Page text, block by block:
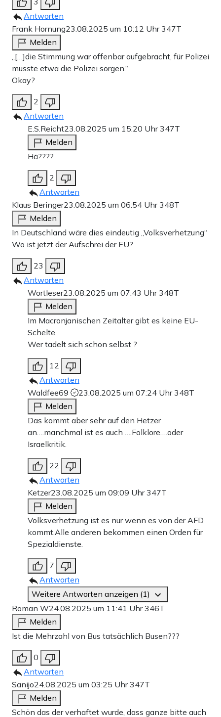
Antworten
Frank Hornung23.08.2025 um 10:12 Uhr347T
Melden
„[…]die Stimmung war offenbar aufgebracht, für Polizei
musste etwa die Polizei sorgen.“
Okay?
2
Antworten
E.S.Reicht23.08.2025 um 15:20 Uhr347T
Melden
Hä????
2
Antworten
Klaus Beringer23.08.2025 um 06:54 Uhr348T
Melden
In Deutschland wäre dies eindeutig „Volksverhetzung“
Wo ist jetzt der Aufschrei der EU?
23
Antworten
Wortleser23.08.2025 um 07:43 Uhr348T
Melden
Im Macronjanischen Zeitalter gibt es keine EU-
Schelte.
Wer tadelt sich schon selbst ?
12
Antworten
Waldfee69
23.08.2025 um 07:24 Uhr348T
Melden
Das kommt aber sehr auf den Hetzer
an….manchmal ist es auch ….Folklore….oder
Israelkritik.
22
Antworten
Ketzer23.08.2025 um 09:09 Uhr347T
Melden
Volksverhetzung ist es nur wenn es von der AFD
kommt.Alle anderen bekommen einen Orden für
Spezialdienste.
7
Antworten
Weitere Antworten anzeigen (1)
Roman W24.08.2025 um 11:41 Uhr346T
Melden
Ist die Mehrzahl von Bus tatsächlich Busen???
0
Antworten
Sanijo24.08.2025 um 03:25 Uhr347T
Melden
Schön das der verhaftet wurde, dass ganze bitte auch